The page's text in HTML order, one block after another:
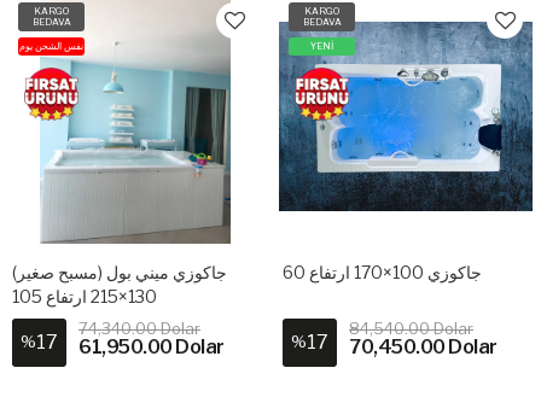
KARGO
BEDAVA
نفس الشحن يوم
جاكوزي ميني بول (مسبح صغير)
130×215 ارتفاع 105
%17
74,340.00 Dolar
61,950.00 Dolar
KARGO
BEDAVA
YENİ
جاكوزي 100×170 ارتفاع 60
%17
84,540.00 Dolar
70,450.00 Dolar